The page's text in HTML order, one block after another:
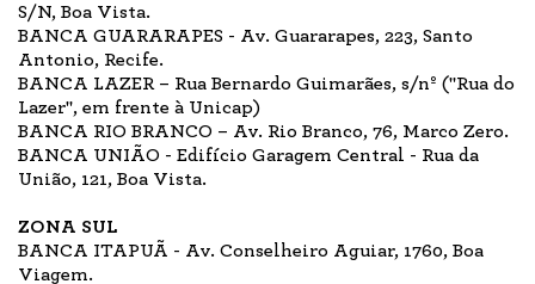
S/N, Boa Vista.
BANCA GUARARAPES - Av. Guararapes, 223, Santo
Antonio, Recife.
BANCA LAZER – Rua Bernardo Guimarães, s/nº ("Rua do
Lazer", em frente à Unicap)
BANCA RIO BRANCO – Av. Rio Branco, 76, Marco Zero.
BANCA UNIÃO - Edifício Garagem Central - Rua da
União, 121, Boa Vista.
ZONA SUL
BANCA ITAPUÃ - Av. Conselheiro Aguiar, 1760, Boa
Viagem.